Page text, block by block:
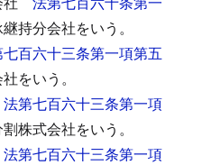
持分会社をいう。
百六十三条第一項第五
をいう。
法第七百六十三条第一項
株式会社をいう。
法第七百六十三条第一項